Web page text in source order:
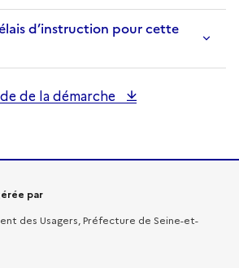
d’instruction pour cette
de la démarche
sur la démarche
par
des Usagers, Préfecture de Seine-et-